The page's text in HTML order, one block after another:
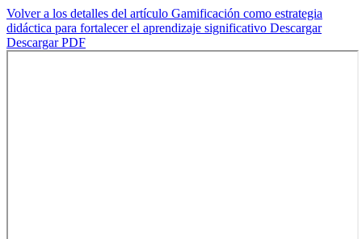
Volver a los detalles del artículo Gamificación como estrategia
didáctica para fortalecer el aprendizaje significativo Descargar
Descargar PDF